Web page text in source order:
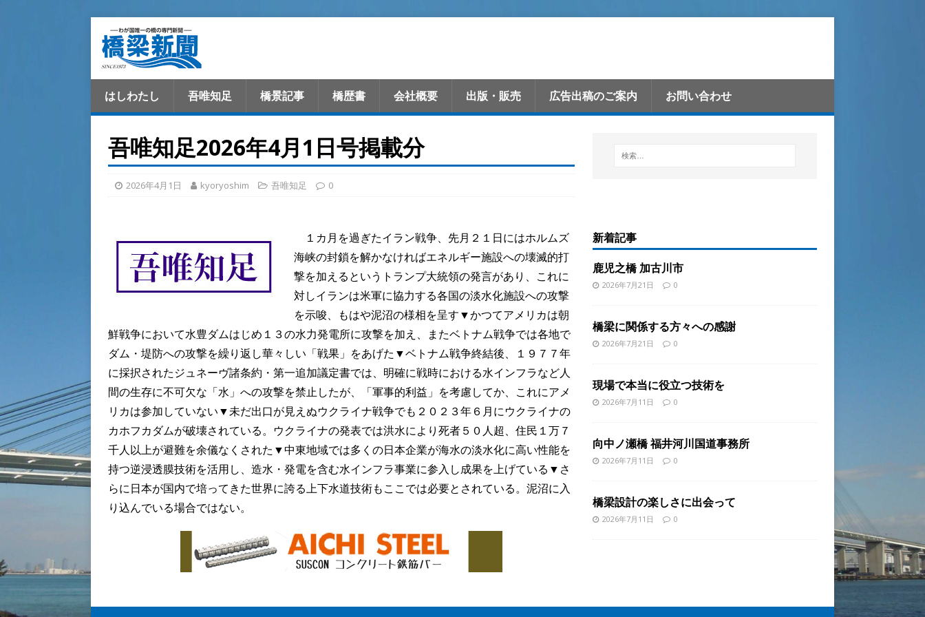
はしわたし 吾唯知足 橋景記事 橋歴書 会社概要 出版・販売 広告出稿のご案内 お問い合わせ
吾唯知足2026年4月1日号掲載分
2026年4月1日 kyoryoshim 吾唯知足 0
１カ月を過ぎたイラン戦争、先月２１日にはホルムズ
海峡の封鎖を解かなければエネルギー施設への壊滅的打
撃を加えるというトランプ大統領の発言があり、これに
対しイランは米軍に協力する各国の淡水化施設への攻撃
を示唆、もはや泥沼の様相を呈す▼かつてアメリカは朝
鮮戦争において水豊ダムはじめ１３の水力発電所に攻撃を加え、またベトナム戦争では各地で
ダム・堤防への攻撃を繰り返し華々しい「戦果」をあげた▼ベトナム戦争終結後、１９７７年
に採択されたジュネーヴ諸条約・第一追加議定書では、明確に戦時における水インフラなど人
間の生存に不可欠な「水」への攻撃を禁止したが、「軍事的利益」を考慮してか、これにアメ
リカは参加していない▼未だ出口が見えぬウクライナ戦争でも２０２３年６月にウクライナの
カホフカダムが破壊されている。ウクライナの発表では洪水により死者５０人超、住民１万７
千人以上が避難を余儀なくされた▼中東地域では多くの日本企業が海水の淡水化に高い性能を
持つ逆浸透膜技術を活用し、造水・発電を含む水インフラ事業に参入し成果を上げている▼さ
らに日本が国内で培ってきた世界に誇る上下水道技術もここでは必要とされている。泥沼に入
り込んでいる場合ではない。
新着記事
鹿児之橋 加古川市
2026年7月21日 0
橋梁に関係する方々への感謝
2026年7月21日 0
現場で本当に役立つ技術を
2026年7月11日 0
向中ノ瀬橋 福井河川国道事務所
2026年7月11日 0
橋梁設計の楽しさに出会って
2026年7月11日 0